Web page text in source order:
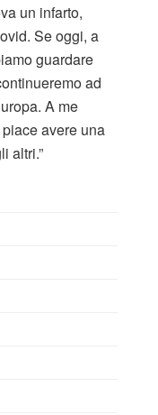
un infarto,
Se oggi, a
guardare
ad
A me
avere una
altri.”